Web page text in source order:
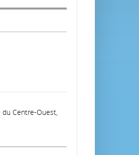
du Centre-Ouest,